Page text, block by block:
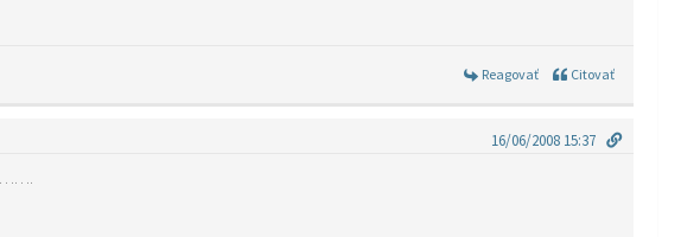
Reagovať Citovať
16/06/2008 15:37
…….